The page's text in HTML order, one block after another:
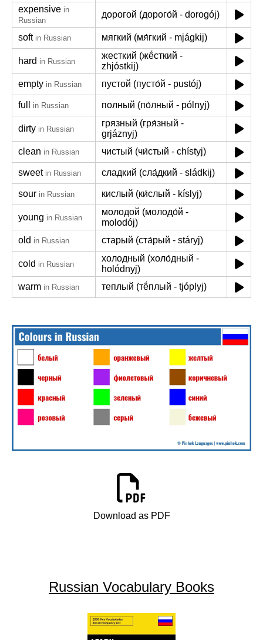
expensive in
Russian
дорогой (дорого́й - dorogój)
soft in Russian мягкий (мя́гкий - mjágkij)
hard in Russian
жесткий (жё́сткий -
zhjóstkij)
empty in Russian пустой (пусто́й - pustój)
full in Russian полный (по́лный - pólnyj)
dirty in Russian
грязный (гря́зный -
grjáznyj)
clean in Russian чистый (чи́стый - chístyj)
sweet in Russian сладкий (сла́дкий - sládkij)
sour in Russian кислый (ки́слый - kíslyj)
young in Russian
молодой (молодо́й -
molodój)
old in Russian старый (ста́рый - stáryj)
cold in Russian
холодный (холо́дный -
holódnyj)
warm in Russian теплый (тё́плый - tjóplyj)
Download as PDF
Russian Vocabulary Books